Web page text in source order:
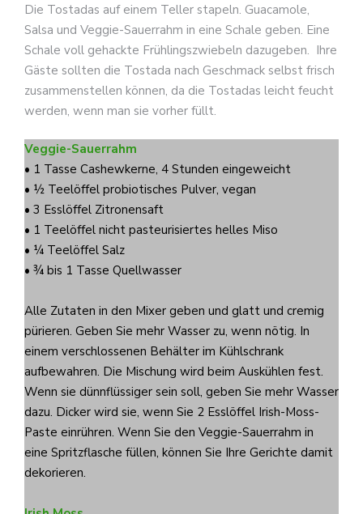
Die Tostadas auf einem Teller stapeln. Guacamole,
Salsa und Veggie-Sauerrahm in eine Schale geben. Eine
Schale voll gehackte Frühlingszwiebeln dazugeben. Ihre
Gäste sollten die Tostada nach Geschmack selbst frisch
zusammenstellen können, da die Tostadas leicht feucht
werden, wenn man sie vorher füllt.
Veggie-Sauerrahm
• 1 Tasse Cashewkerne, 4 Stunden eingeweicht
• ½ Teelöffel probiotisches Pulver, vegan
• 3 Esslöffel Zitronensaft
• 1 Teelöffel nicht pasteurisiertes helles Miso
• ¼ Teelöffel Salz
• ¾ bis 1 Tasse Quellwasser
Alle Zutaten in den Mixer geben und glatt und cremig
pürieren. Geben Sie mehr Wasser zu, wenn nötig. In
einem verschlossenen Behälter im Kühlschrank
aufbewahren. Die Mischung wird beim Auskühlen fest.
Wenn sie dünnflüssiger sein soll, geben Sie mehr Wasser
dazu. Dicker wird sie, wenn Sie 2 Esslöffel Irish-Moss-
Paste einrühren. Wenn Sie den Veggie-Sauerrahm in
eine Spritzflasche füllen, können Sie Ihre Gerichte damit
dekorieren.